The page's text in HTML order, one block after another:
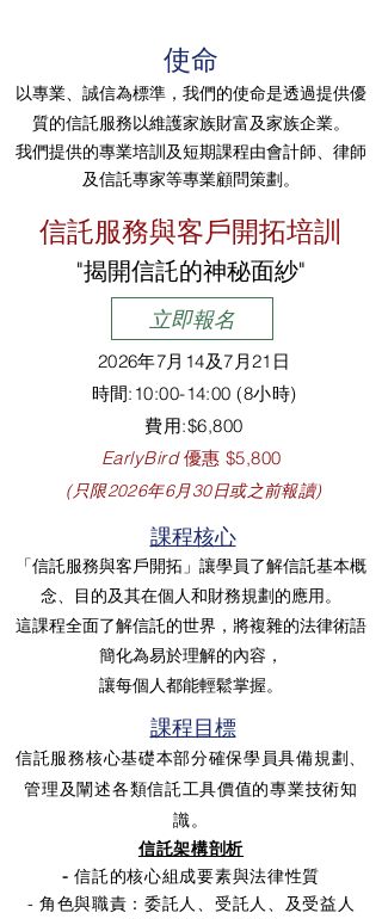
使命
以專業、誠信為標準，我們的使命是透過提供優
質的信託服務以維護家族財富及家族企業。
我們提供的專業培訓及短期課程由會計師、律師
及信託專家等專業顧問策劃。
信託服務與客戶開拓培訓
"揭開信託的神秘面紗"
立即報名
2026年7月14及7月21日​
時間:10:00-14:00 (8小時)
費用:$6,800
EarlyBird優惠 $5,800
(只限2026年6月30日或之前報讀)
課程核心
「信託服務與客戶開拓」讓學員了解信託基本概
念、目的及其在個人和財務規劃的應用。
這課程全面了解信託的世界，將複雜的法律術語
簡化為易於理解的內容，
讓每個人都能輕鬆掌握。
課程目標
信託服務核心基礎本部分確保學員具備規劃、
管理及闡述各類信託工具價值的專業技術知
識。
信託架構剖析
-信託的核心組成要素與法律性質
- 角色與職責：委託人、受託人、及受益人